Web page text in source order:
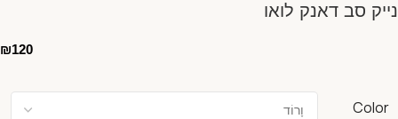
נייק סב דאנק לואו
₪120
Color